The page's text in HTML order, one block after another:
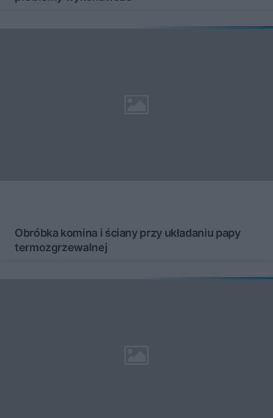
Obróbka komina i ściany przy układaniu papy
termozgrzewalnej